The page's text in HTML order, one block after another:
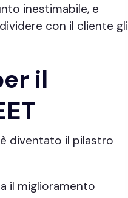
inestimabile, e
con il cliente gli
il
diventato il pilastro
il miglioramento